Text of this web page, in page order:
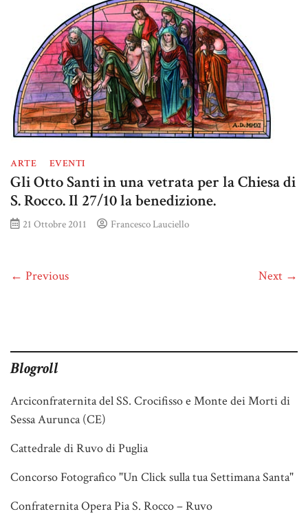
ARTE EVENTI
Gli Otto Santi in una vetrata per la Chiesa di
S. Rocco. Il 27/10 la benedizione.
21 Ottobre 2011 Francesco Lauciello
← Previous Next →
Blogroll
Arciconfraternita del SS. Crocifisso e Monte dei Morti di
Sessa Aurunca (CE)
Cattedrale di Ruvo di Puglia
Concorso Fotografico "Un Click sulla tua Settimana Santa"
Confraternita Opera Pia S. Rocco – Ruvo